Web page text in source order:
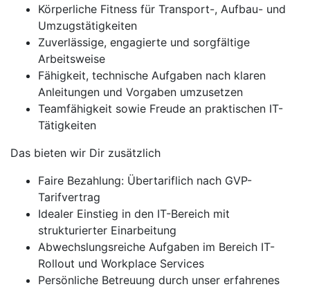
Körperliche Fitness für Transport-, Aufbau- und
Umzugstätigkeiten
Zuverlässige, engagierte und sorgfältige
Arbeitsweise
Fähigkeit, technische Aufgaben nach klaren
Anleitungen und Vorgaben umzusetzen
Teamfähigkeit sowie Freude an praktischen IT-
Tätigkeiten
Das bieten wir Dir zusätzlich
Faire Bezahlung: Übertariflich nach GVP-
Tarifvertrag
Idealer Einstieg in den IT-Bereich mit
strukturierter Einarbeitung
Abwechslungsreiche Aufgaben im Bereich IT-
Rollout und Workplace Services
Persönliche Betreuung durch unser erfahrenes